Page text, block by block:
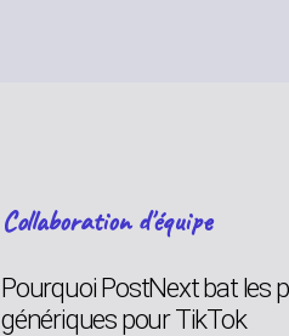
Collaboration d'équipe
Pourquoi PostNext bat les
génériques pour TikTok